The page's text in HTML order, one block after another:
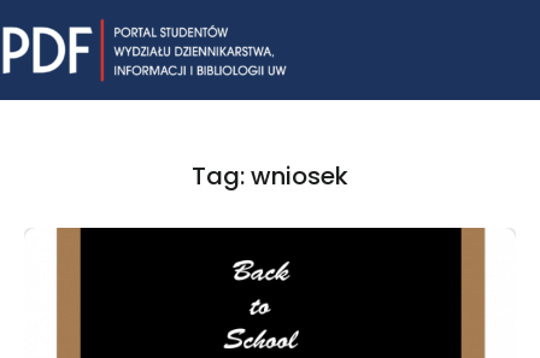
to
content
Tag: wniosek